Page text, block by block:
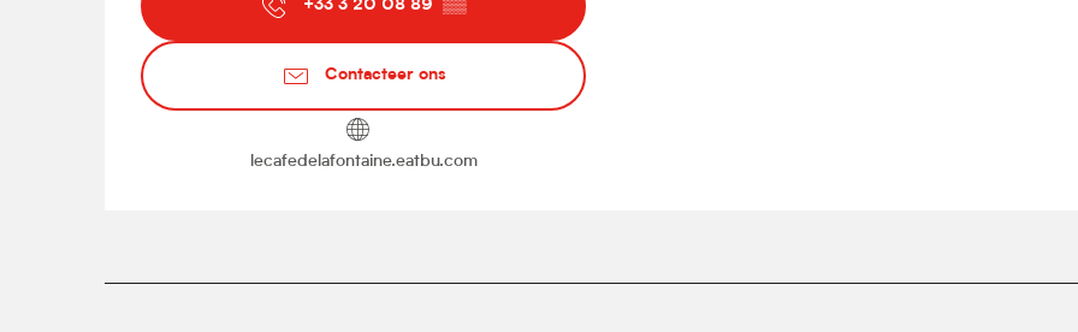
+33 3 20 08 89 ▒▒
Contacteer ons
lecafedelafontaine.eatbu.com